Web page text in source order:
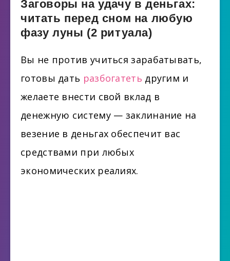
Заговоры на удачу в деньгах:
читать перед сном на любую
фазу луны (2 ритуала)
Вы не против учиться зарабатывать,
готовы дать разбогатеть другим и
желаете внести свой вклад в
денежную систему — заклинание на
везение в деньгах обеспечит вас
средствами при любых
экономических реалиях.